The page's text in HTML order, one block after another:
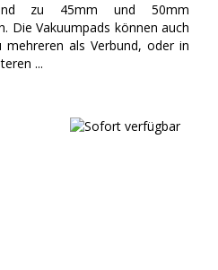
zu 45mm und 50mm
Die Vakuumpads können auch
als Verbund, oder in
...